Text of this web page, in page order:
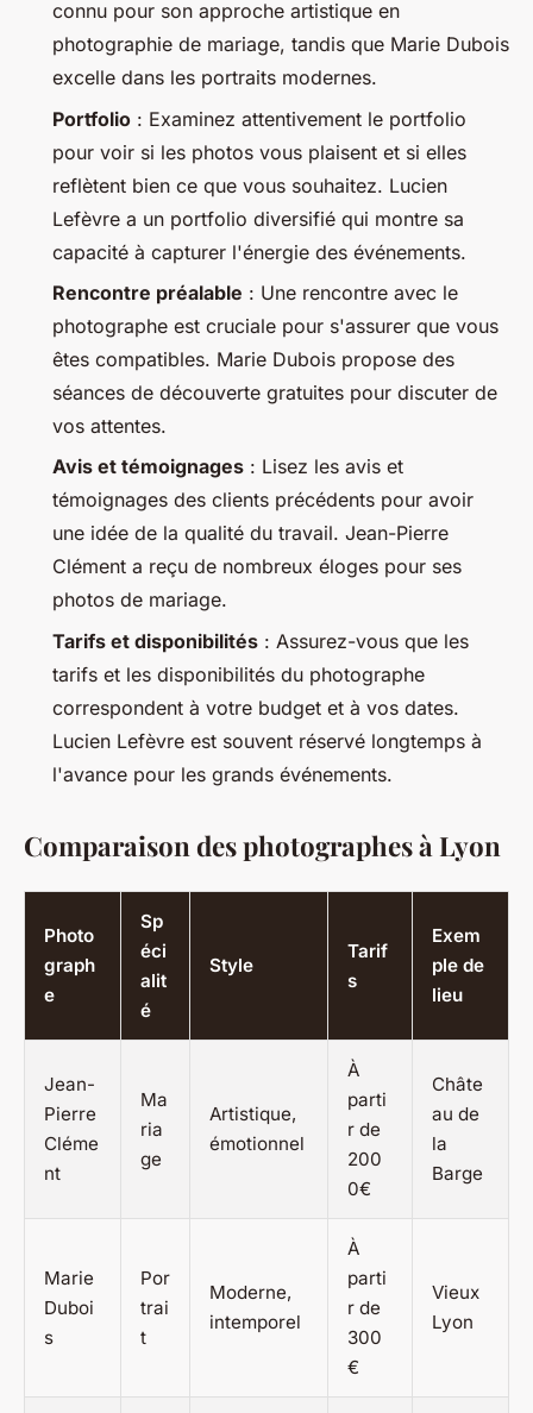
connu pour son approche artistique en
photographie de mariage, tandis que Marie Dubois
excelle dans les portraits modernes.
Portfolio : Examinez attentivement le portfolio
pour voir si les photos vous plaisent et si elles
reflètent bien ce que vous souhaitez. Lucien
Lefèvre a un portfolio diversifié qui montre sa
capacité à capturer l'énergie des événements.
Rencontre préalable : Une rencontre avec le
photographe est cruciale pour s'assurer que vous
êtes compatibles. Marie Dubois propose des
séances de découverte gratuites pour discuter de
vos attentes.
Avis et témoignages : Lisez les avis et
témoignages des clients précédents pour avoir
une idée de la qualité du travail. Jean-Pierre
Clément a reçu de nombreux éloges pour ses
photos de mariage.
Tarifs et disponibilités : Assurez-vous que les
tarifs et les disponibilités du photographe
correspondent à votre budget et à vos dates.
Lucien Lefèvre est souvent réservé longtemps à
l'avance pour les grands événements.
Comparaison des photographes à Lyon
Photo
graph
e
Sp
éci
alit
é
Style
Tarif
s
Exem
ple de
lieu
Jean-
Pierre
Cléme
nt
Ma
ria
ge
Artistique,
émotionnel
À
parti
r de
200
0€
Châte
au de
la
Barge
Marie
Duboi
s
Por
trai
t
Moderne,
intemporel
À
parti
r de
300
€
Vieux
Lyon